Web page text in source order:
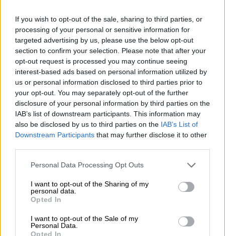
If you wish to opt-out of the sale, sharing to third parties, or
processing of your personal or sensitive information for
targeted advertising by us, please use the below opt-out
section to confirm your selection. Please note that after your
opt-out request is processed you may continue seeing
interest-based ads based on personal information utilized by
us or personal information disclosed to third parties prior to
your opt-out. You may separately opt-out of the further
disclosure of your personal information by third parties on the
IAB’s list of downstream participants. This information may
also be disclosed by us to third parties on the IAB’s List of
Downstream Participants that may further disclose it to other
Please note that this website/app uses one or more Google
not limited to your visit or usage behaviour. You may click to
grant or deny consent to Google and its third-party tags to
use your data for below specified purposes in below Google
consent section.
Personal Data Processing Opt Outs
I want to opt-out of the Sharing of my
personal data.
Opted In
I want to opt-out of the Sale of my
Personal Data.
Opted In
Το φετίχ και η λύτρωση για κάποιους
ήρωες
ΑΛΕΞΑΝΔΡΟΣ ΠΑΝΤΑΖΟΥΔΗΣ
Ποιο κατά τη γνώμη σας ήταν το μυστικό
επιτυχίας της «Επιστροφής»;
Η δυνατή διασκευή από τη Μελίνα Τσαμπάνη
και όλα τα παιδιά του συγγραφικού τιμ, το
κέφι και το μεράκι των ηθοποιών και των
συναδέλφων μου σκηνοθετών, του Αντώνη
Μιχαλόπουλου.
Κάποιοι ήρωες θα βρουν την κάθαρσή τους,